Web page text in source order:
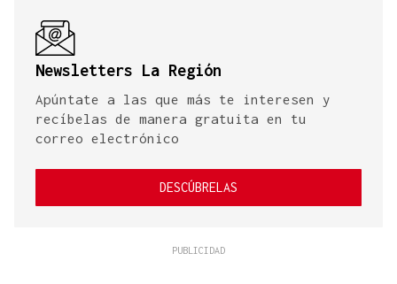
Newsletters La Región
Apúntate a las que más te interesen y
recíbelas de manera gratuita en tu
correo electrónico
DESCÚBRELAS